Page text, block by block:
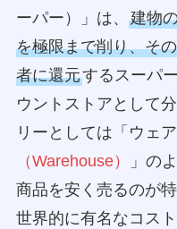
ーパー）」は、 建物
を極限まで削り、そ
者に還元するスーパ
ウントストアとして
リーとしては「ウェ
（Warehouse）
」の
商品を安く売るのが
世界的に有名なコス